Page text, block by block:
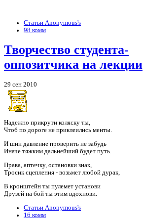
Статьи Anonymous's
98 комм
Творчество студента-
оппозитчика на лекции
29 сен 2010
Надежно прикрути коляску ты,
Чтоб по дороге не приклеились менты.
И шин давление проверить не забудь
Иначе тяжким дальнейший будет путь.
Права, аптечку, остановки знак,
Тросик сцепления - возьмет любой дурак,
В кронштейн ты пулемет установи
Друзей на бой ты этим вдохнови.
Статьи Anonymous's
16 комм